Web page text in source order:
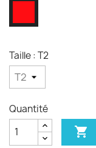
Taille : T2
Quantité
